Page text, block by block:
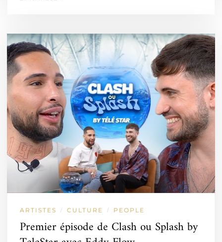
ARTISTES / CULTURE / PEOPLE
Premier épisode de Clash ou Splash by